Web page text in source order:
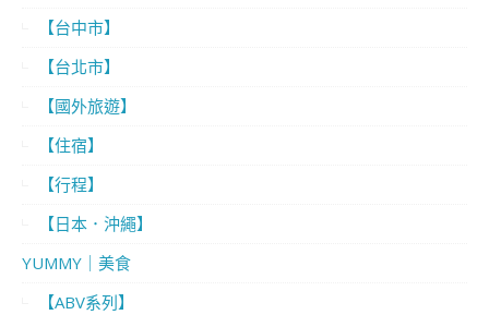
【台中市】
【台北市】
【國外旅遊】
【住宿】
【行程】
【日本．沖繩】
YUMMY｜美食
【ABV系列】